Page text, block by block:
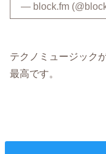
— block.fm
テクノミュージック
最高です。